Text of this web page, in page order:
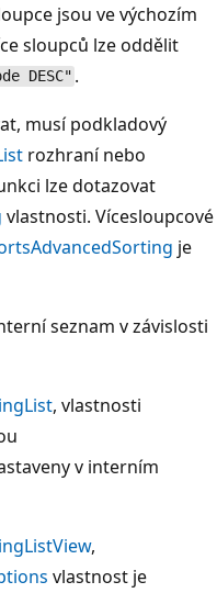
jsou ve výchozím
sloupců lze oddělit
DESC" .
musí podkladový
rozhraní nebo
lze dotazovat
vlastnosti. Vícesloupcové
je
seznam v závislosti
, vlastnosti
v interním
,
vlastnost je